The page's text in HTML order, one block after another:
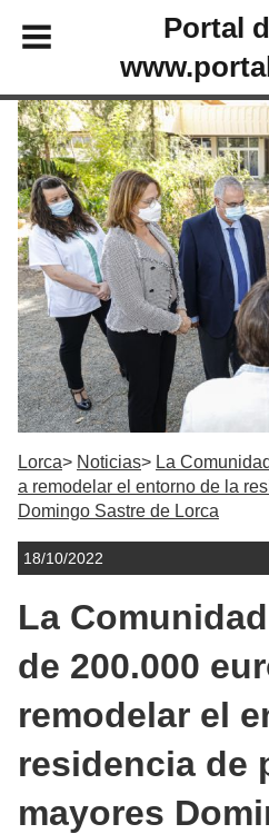
Portal
Lorca Noticias
La
a remodelar el entorno de la
Domingo Sastre de Lorca
18/10/2022
La
de 200.000
remodelar el
residencia de
mayores